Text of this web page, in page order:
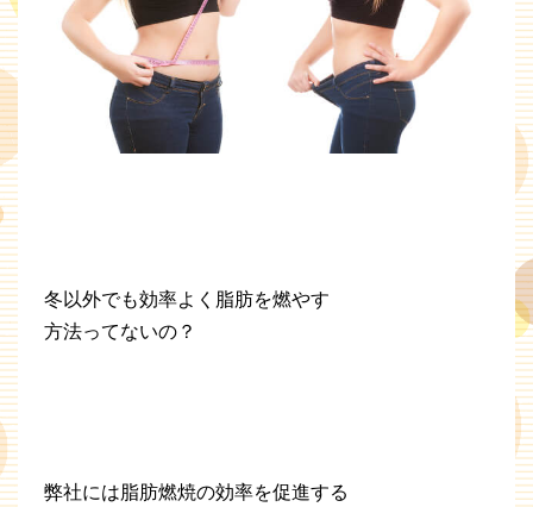
冬以外でも効率よく脂肪を燃やす
方法ってないの？
弊社には脂肪燃焼の効率を促進する